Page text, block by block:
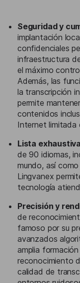
Seguridad y
implantación
confidenciales
infraestructura
el máximo
Además, las
la transcripción
permite
contenidos
Internet limitada
Lista
de 90 idiomas,
mundo, así
Lingvanex
tecnología
Precisión y
de
famoso por su
avanzados
amplia
reconocimiento
calidad de